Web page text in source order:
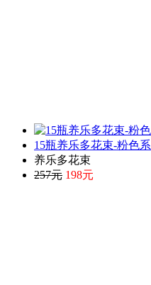
15瓶养乐多花束-粉色系
养乐多花束
257元 198元